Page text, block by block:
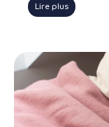
Lire plus